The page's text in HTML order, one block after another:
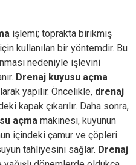
işlemi; toprakta birikmiş
kullanılan bir yöntemdir. Bu
nedeniyle işlevini
Drenaj kuyusu açma
yapılır. Öncelikle, drenaj
kapak çıkarılır. Daha sonra,
açma makinesi, kuyunun
içindeki çamur ve çöpleri
tahliyesini sağlar. Drenaj